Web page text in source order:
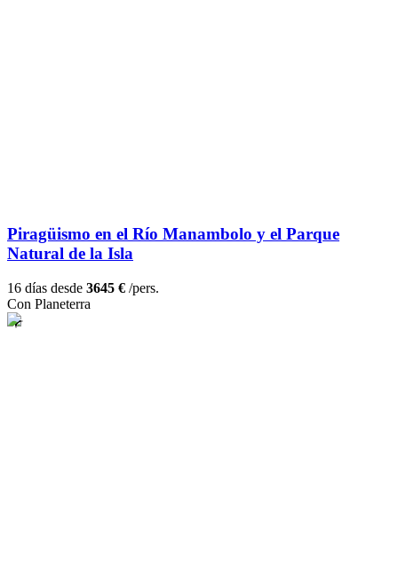
Piragüismo en el Río Manambolo y el Parque
Natural de la Isla
16 días desde 3645 € /pers.
Con Planeterra